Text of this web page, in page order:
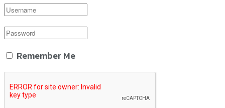
Remember Me